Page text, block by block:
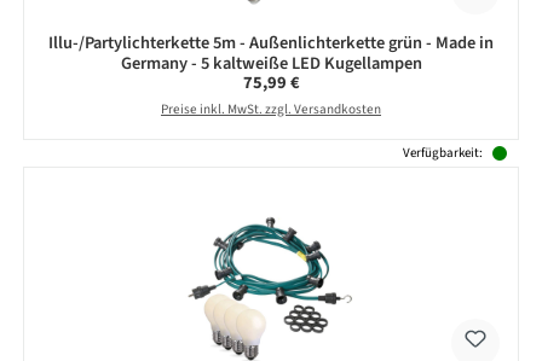
Illu-/Partylichterkette 5m - Außenlichterkette grün - Made in
Germany - 5 kaltweiße LED Kugellampen
Regulärer Preis:
75,99 €
Preise inkl. MwSt. zzgl. Versandkosten
Verfügbarkeit: